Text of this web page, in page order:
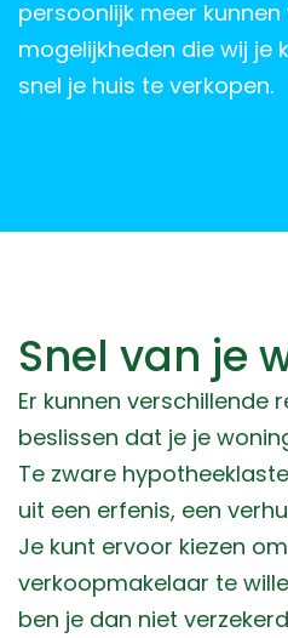
persoonlijk meer
mogelijkheden die wij je
snel je huis te verkopen.
Snel van je
Er kunnen verschillende
beslissen dat je je
Te zware
uit een erfenis, een
Je kunt ervoor kiezen
verkoopmakelaar te
ben je dan niet